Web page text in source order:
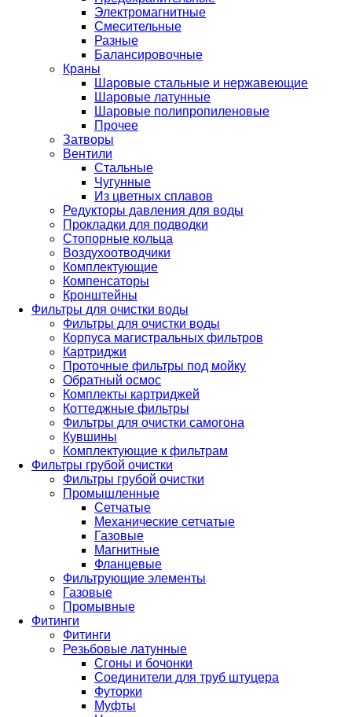
Электромагнитные
Смесительные
Разные
Балансировочные
Краны
Шаровые стальные и нержавеющие
Шаровые латунные
Шаровые полипропиленовые
Прочее
Затворы
Вентили
Стальные
Чугунные
Из цветных сплавов
Редукторы давления для воды
Прокладки для подводки
Стопорные кольца
Воздухоотводчики
Комплектующие
Компенсаторы
Кронштейны
Фильтры для очистки воды
Фильтры для очистки воды
Корпуса магистральных фильтров
Картриджи
Проточные фильтры под мойку
Обратный осмос
Комплекты картриджей
Коттеджные фильтры
Фильтры для очистки самогона
Кувшины
Комплектующие к фильтрам
Фильтры грубой очистки
Фильтры грубой очистки
Промышленные
Сетчатые
Механические сетчатые
Газовые
Магнитные
Фланцевые
Фильтрующие элементы
Газовые
Промывные
Фитинги
Фитинги
Резьбовые латунные
Сгоны и бочонки
Соединители для труб штуцера
Футорки
Муфты